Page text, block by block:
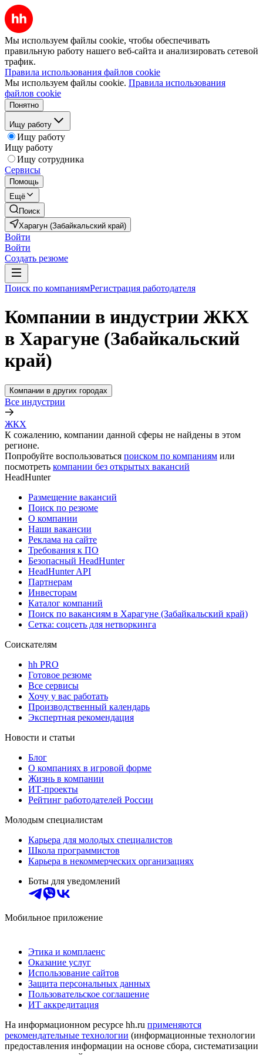
Мы используем файлы cookie, чтобы обеспечивать
правильную работу нашего веб-сайта и анализировать сетевой
трафик.
Правила использования файлов cookie
Мы используем файлы cookie. Правила использования
файлов cookie
Понятно
Ищу работу
Ищу работу
Ищу работу
Ищу сотрудника
Сервисы
Помощь
Ещё
Поиск
Харагун (Забайкальский край)
Войти
Войти
Создать резюме
Поиск по компаниямРегистрация работодателя
Компании в индустрии ЖКХ
в Харагуне (Забайкальский
край)
Компании в других городах
Все индустрии
ЖКХ
К сожалению, компании данной сферы не найдены в этом
регионе.
Попробуйте воспользоваться поиском по компаниям или
посмотреть компании без открытых вакансий
HeadHunter
Размещение вакансий
Поиск по резюме
О компании
Наши вакансии
Реклама на сайте
Требования к ПО
Безопасный HeadHunter
HeadHunter API
Партнерам
Инвесторам
Каталог компаний
Поиск по вакансиям в Харагуне (Забайкальский край)
Сетка: соцсеть для нетворкинга
Соискателям
hh PRO
Готовое резюме
Все сервисы
Хочу у вас работать
Производственный календарь
Экспертная рекомендация
Новости и статьи
Блог
О компаниях в игровой форме
Жизнь в компании
ИТ-проекты
Рейтинг работодателей России
Молодым специалистам
Карьера для молодых специалистов
Школа программистов
Карьера в некоммерческих организациях
Боты для уведомлений
Мобильное приложение
Этика и комплаенс
Оказание услуг
Использование сайтов
Защита персональных данных
Пользовательское соглашение
ИТ аккредитация
На информационном ресурсе hh.ru применяются
рекомендательные технологии (информационные технологии
предоставления информации на основе сбора, систематизации